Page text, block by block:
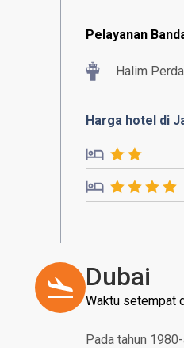
Pelayanan
Halim
Harga hotel di
Dubai
Waktu setempat
Pada tahun